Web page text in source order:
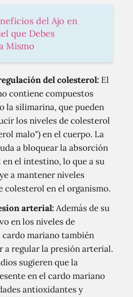
del Ajo en
que Debes
Mismo
del colesterol: El
contiene compuestos
la silimarina, que pueden
los niveles de colesterol
malo") en el cuerpo. La
a bloquear la absorción
el intestino, lo que a su
a mantener niveles
colesterol en el organismo.
arterial:Además de su
en los niveles de
mariano también
a regular la presión arterial.
sugieren que la
en el cardo mariano
antioxidantes y